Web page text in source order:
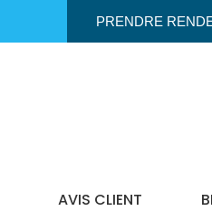
PRENDRE
AVIS CLIENT